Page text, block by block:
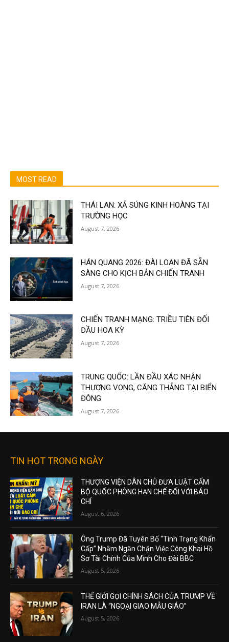
MOST READ
THÁI LAN: XẢ SÚNG KINH HOÀNG TẠI
TRƯỜNG HỌC
August 7, 2026
HÁN QUANG 2026: ĐÀI LOAN ĐÃ SẴN
SÀNG CHO KỊCH BẢN CHIẾN TRANH
August 7, 2026
CHIẾN TRANH MẠNG: TRIỀU TIÊN ĐỐI
ĐẦU HOA KỲ
August 7, 2026
TRUNG QUỐC: LẦN ĐẦU XÁC NHẬN
THƯƠNG VONG, CĂNG THẲNG TẠI BIỂN
ĐÔNG
August 7, 2026
TIN HOT TRONG NGÀY
THƯỢNG VIỆN DÂN CHỦ ĐƯA LUẬT CẤM
BỘ QUỐC PHÒNG HẠN CHẾ ĐỐI VỚI BÁO
CHÍ
August 6, 2026
Ông Trump Đã Tuyên Bố “Tình Trạng Khẩn
Cấp” Nhằm Ngăn Chặn Việc Công Khai Hồ
Sơ Tài Chính Của Mình Cho Đài BBC
August 5, 2026
THẾ GIỚI GỌI CHÍNH SÁCH CỦA TRUMP VỀ
IRAN LÀ “NGOẠI GIAO MẪU GIÁO”
August 5, 2026